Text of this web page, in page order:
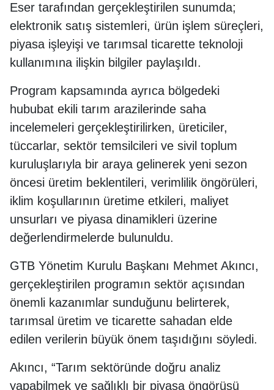
Eser tarafından gerçekleştirilen sunumda;
elektronik satış sistemleri, ürün işlem süreçleri,
piyasa işleyişi ve tarımsal ticarette teknoloji
kullanımına ilişkin bilgiler paylaşıldı.
Program kapsamında ayrıca bölgedeki
hububat ekili tarım arazilerinde saha
incelemeleri gerçekleştirilirken, üreticiler,
tüccarlar, sektör temsilcileri ve sivil toplum
kuruluşlarıyla bir araya gelinerek yeni sezon
öncesi üretim beklentileri, verimlilik öngörüleri,
iklim koşullarının üretime etkileri, maliyet
unsurları ve piyasa dinamikleri üzerine
değerlendirmelerde bulunuldu.
GTB Yönetim Kurulu Başkanı Mehmet Akıncı,
gerçekleştirilen programın sektör açısından
önemli kazanımlar sunduğunu belirterek,
tarımsal üretim ve ticarette sahadan elde
edilen verilerin büyük önem taşıdığını söyledi.
Akıncı, “Tarım sektöründe doğru analiz
yapabilmek ve sağlıklı bir piyasa öngörüsü